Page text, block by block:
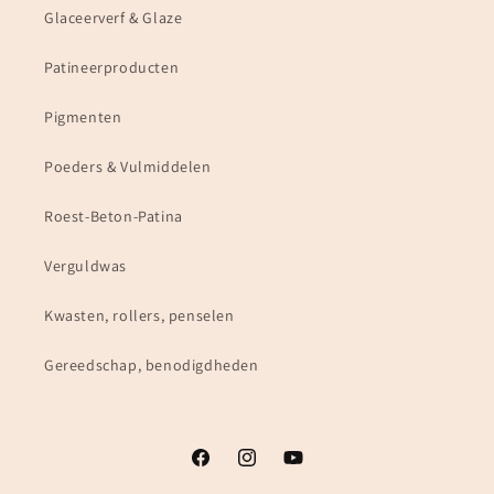
Glaceerverf & Glaze
Patineerproducten
Pigmenten
Poeders & Vulmiddelen
Roest-Beton-Patina
Verguldwas
Kwasten, rollers, penselen
Gereedschap, benodigdheden
FacebookInstagramYouTube